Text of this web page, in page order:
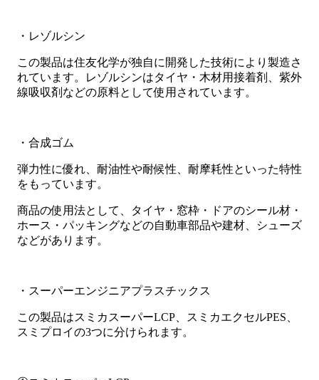
・レゾルシン
この製品は住友化学が独自に開発した技術により製造さ
れています。レゾルシンはタイヤ・木材用接着剤、紫外
線吸収剤などの原料として使用されています。
・合成ゴム
弾力性に優れ、耐油性や耐候性、耐摩耗性といった特性
をもっています。
商品の使用法として、タイヤ・窓枠・ドアのシール材・
ホース・パッキングなどの自動車部品や建材、シューズ
などがあります。
・スーパーエンジニアプラスチックス
この製品はスミカスーパーLCP、スミカエクセルPES、
スミプロイの3つに分けられます。